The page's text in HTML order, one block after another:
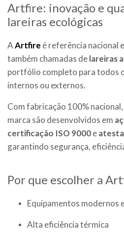
Artfire: inovação e
lareiras ecológicas
AArtfire é referência nacional
também chamadas delareiras
portfólio completo para todos
internos ou externos.
Com fabricação 100%
marca são desenvolvidos em
certificação ISO 9000e
garantindo segurança,
Por que escolher a
Equipamentos modernos
Alta eficiência térmica